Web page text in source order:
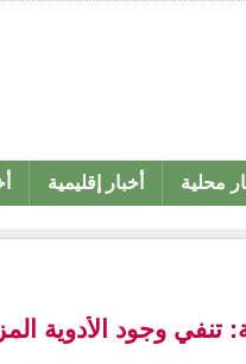
محلية أخبار إقليمية
تنفي وجود الأدوية